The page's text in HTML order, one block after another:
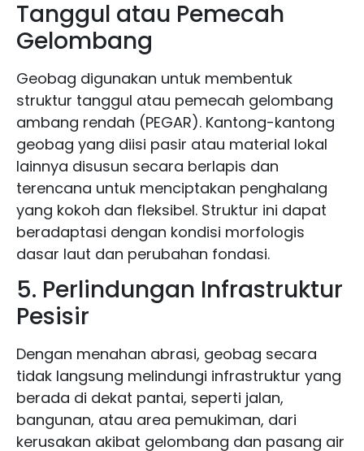
Tanggul atau Pemecah
Gelombang
Geobag digunakan untuk membentuk
struktur tanggul atau pemecah gelombang
ambang rendah (PEGAR). Kantong-kantong
geobag yang diisi pasir atau material lokal
lainnya disusun secara berlapis dan
terencana untuk menciptakan penghalang
yang kokoh dan fleksibel. Struktur ini dapat
beradaptasi dengan kondisi morfologis
dasar laut dan perubahan fondasi.
5. Perlindungan Infrastruktur
Pesisir
Dengan menahan abrasi, geobag secara
tidak langsung melindungi infrastruktur yang
berada di dekat pantai, seperti jalan,
bangunan, atau area pemukiman, dari
kerusakan akibat gelombang dan pasang air